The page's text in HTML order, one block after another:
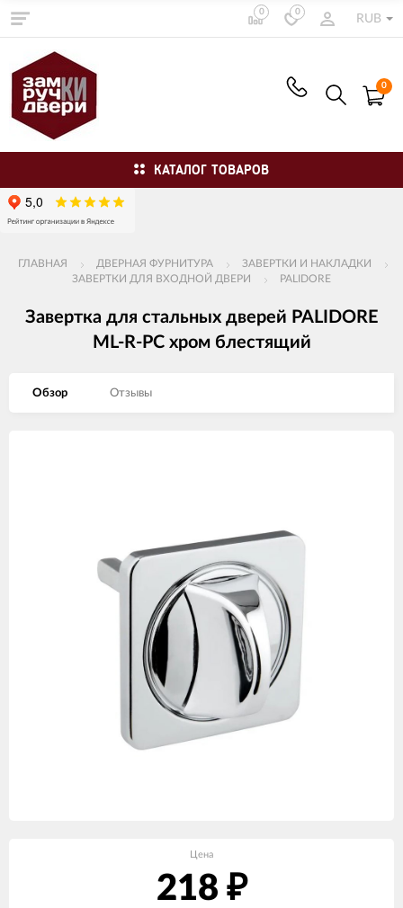
0 0
RUB
0
КАТАЛОГ ТОВАРОВ
ГЛАВНАЯ ДВЕРНАЯ ФУРНИТУРА
ЗАВЕРТКИ И НАКЛАДКИ
ЗАВЕРТКИ ДЛЯ ВХОДНОЙ ДВЕРИ
PALIDORE
Завертка для стальных дверей PALIDORE
ML-R-PC хром блестящий
Обзор Отзывы
Цена
218 ₽